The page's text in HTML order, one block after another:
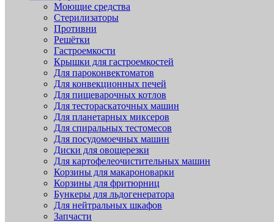
Моющие средства
Стерилизаторы
Противни
Решётки
Гастроемкости
Крышки для гастроемкостей
Для пароконвектоматов
Для конвекционных печей
Для пищеварочных котлов
Для тестораскаточных машин
Для планетарных миксеров
Для спиральных тестомесов
Для посудомоечных машин
Диски для овощерезки
Для картофелеочистительных машин
Корзины для макароноварки
Корзины для фритюрниц
Бункеры для льдогенератора
Для нейтральных шкафов
Запчасти